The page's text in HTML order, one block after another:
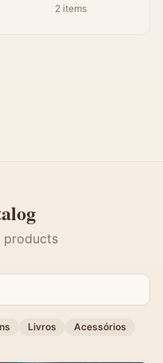
2 items
products
Livros Acessórios